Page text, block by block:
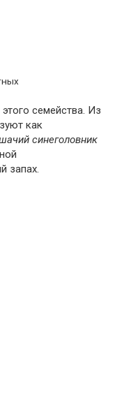
семейства. Из
как
синеголовник
запах.